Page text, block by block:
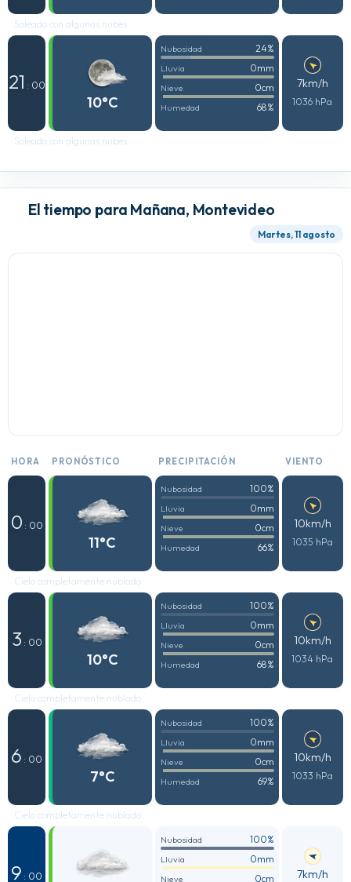
Soleado con algunas nubes
21 : 00
10°C
Nubosidad 24%
Lluvia 0mm
Nieve 0cm
Humedad 68%
7km/h
1036 hPa
Soleado con algunas nubes
El tiempo para Mañana, Montevideo
Martes, 11 agosto
HORA PRONÓSTICO PRECIPITACIÓN VIENTO
0 : 00
11°C
Nubosidad 100%
Lluvia 0mm
Nieve 0cm
Humedad 66%
10km/h
1035 hPa
Cielo completamente nublado
3 : 00
10°C
Nubosidad 100%
Lluvia 0mm
Nieve 0cm
Humedad 68%
10km/h
1034 hPa
Cielo completamente nublado
6 : 00
7°C
Nubosidad 100%
Lluvia 0mm
Nieve 0cm
Humedad 69%
10km/h
1033 hPa
Cielo completamente nublado
9 : 00
Nubosidad 100%
Lluvia 0mm
Nieve 0cm 7km/h